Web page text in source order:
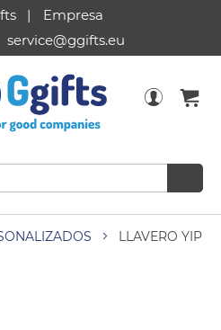
Empresa
service@ggifts.eu
LLAVERO YIP